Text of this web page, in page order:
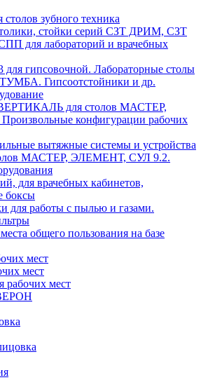
зубного техника
стойки серий СЗТ ДРИМ, СЗТ
для лабораторий и врачебных
гипсовочной. Лабораторные столы
Гипсоотстойники и др.
для столов МАСТЕР,
конфигурации рабочих
вытяжные системы и устройства
МАСТЕР, ЭЛЕМЕНТ, СУЛ 9.2.
для врачебных кабинетов,
боксы
для работы с пылью и газами.
общего пользования на базе
мест
мест
рабочих мест